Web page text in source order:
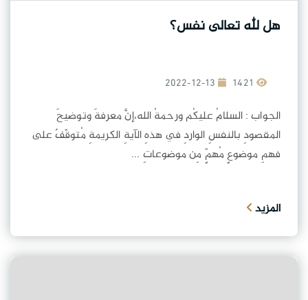
هل لله تعالى نفس؟
2022-12-13
الجواب : السلامُ عليكُم ورحمةُ الله،إنَّ معرفةَ وتوضيحَ
المقصودِ بالنفسِ الواردِ في هذهِ الآيةِ الكريمةِ مُتوقّفٌ على
فهمِ موضوعٍ مُهمٍّ مِن موضوعاتِ ...
المزيد